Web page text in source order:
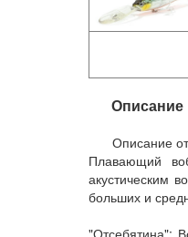
Описание
Описание
Плавающий
акустическим
больших и
"Отсебятина":